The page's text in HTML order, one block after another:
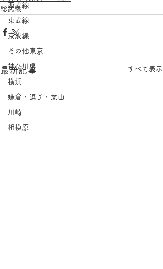
西武線
東武線
京成線
その他東京
神奈川県
横浜
鎌倉・逗子・葉山
川崎
相模原
総武線
最新記事 すべて表示